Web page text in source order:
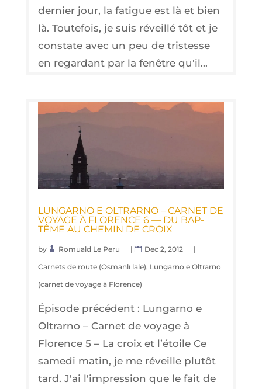
dernier jour, la fatigue est là et bien
là. Toutefois, je suis réveillé tôt et je
constate avec un peu de tristesse
en regardant par la fenêtre qu'il...
LUN­GAR­NO E OLTRAR­NO – CAR­NET DE
VOYAGE À FLO­RENCE 6 — DU BAP­
TÊME AU CHE­MIN DE CROIX
by Romuald Le Peru | Dec 2, 2012
|
Carnets de route (Osmanlı lale), Lungarno e Oltrarno
(carnet de voyage à Florence)
Épisode précédent : Lungarno e
Oltrarno – Carnet de voyage à
Florence 5 – La croix et l’étoile Ce
samedi matin, je me réveille plutôt
tard. J'ai l'impression que le fait de